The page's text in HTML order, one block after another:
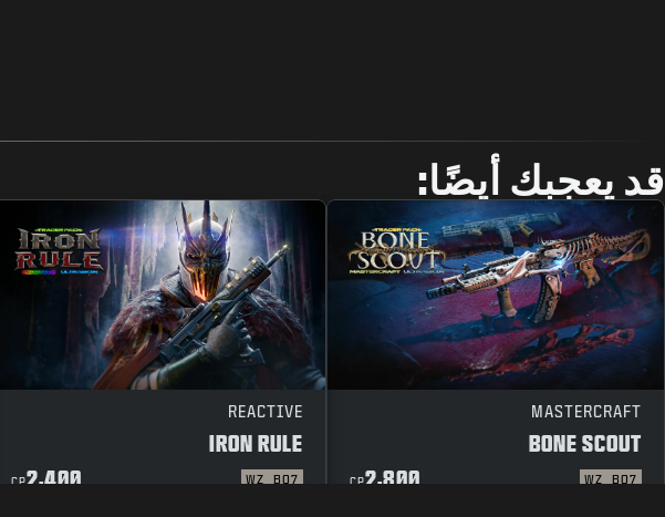
قد يعجبك أيضًا:
MASTERCRAFT
BONE SCOUT
BO7
WZ
2,800
CP
REACTIVE
IRON RULE
BO7
WZ
2,400
CP